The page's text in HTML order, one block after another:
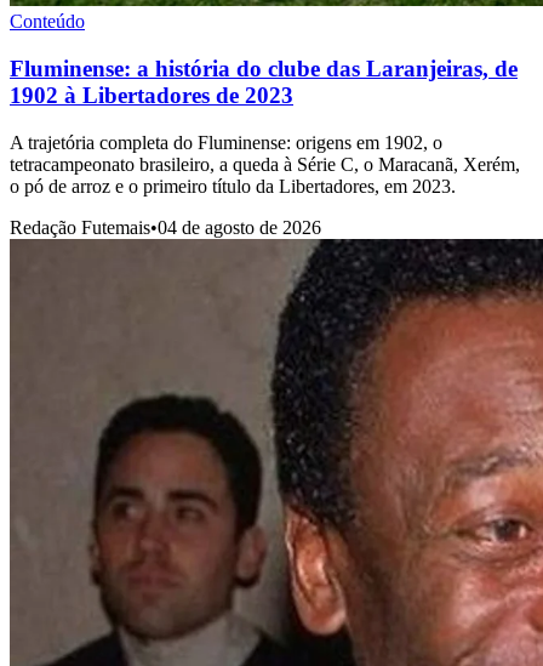
Conteúdo
Fluminense: a história do clube das Laranjeiras, de
1902 à Libertadores de 2023
A trajetória completa do Fluminense: origens em 1902, o
tetracampeonato brasileiro, a queda à Série C, o Maracanã, Xerém,
o pó de arroz e o primeiro título da Libertadores, em 2023.
Redação Futemais•04 de agosto de 2026